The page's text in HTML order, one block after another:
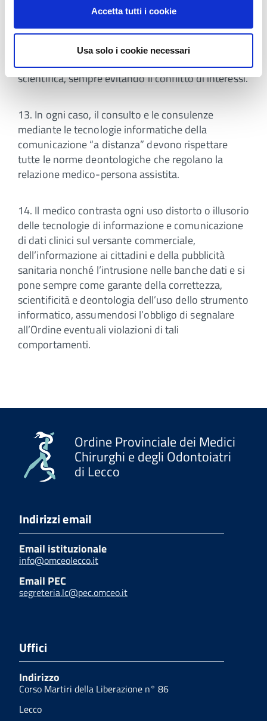
Accetta tutti i cookie
Usa solo i cookie necessari
12. Il medico utilizza solo dopo attenta valutazione
clinica, etica e deontologica i sistemi e gli
strumenti di contatto plurisensoriale col paziente e
agisce secondo gli indirizzi della comunità
scientifica, sempre evitando il conflitto di interessi.
13. In ogni caso, il consulto e le consulenze
mediante le tecnologie informatiche della
comunicazione “a distanza” devono rispettare
tutte le norme deontologiche che regolano la
relazione medico-persona assistita.
14. Il medico contrasta ogni uso distorto o illusorio
delle tecnologie di informazione e comunicazione
di dati clinici sul versante commerciale,
dell’informazione ai cittadini e della pubblicità
sanitaria nonché l’intrusione nelle banche dati e si
pone sempre come garante della correttezza,
scientificità e deontologia dell’uso dello strumento
informatico, assumendosi l’obbligo di segnalare
all’Ordine eventuali violazioni di tali
comportamenti.
Ordine Provinciale dei Medici
Chirurghi e degli Odontoiatri
di Lecco
Indirizzi email
Email istituzionale
info@omceolecco.it
Email PEC
segreteria.lc@pec.omceo.it
Uffici
Indirizzo
Corso Martiri della Liberazione n° 86
Lecco